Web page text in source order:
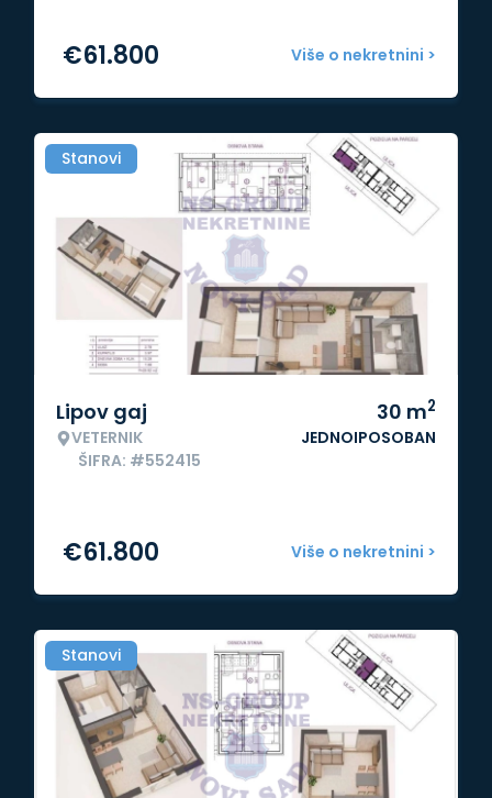
Više o nekretnini >
€61.800
Stanovi
Lipov gaj
VETERNIK
ŠIFRA: #552415
30 m2
JEDNOIPOSOBAN
Više o nekretnini >
€61.800
Stanovi